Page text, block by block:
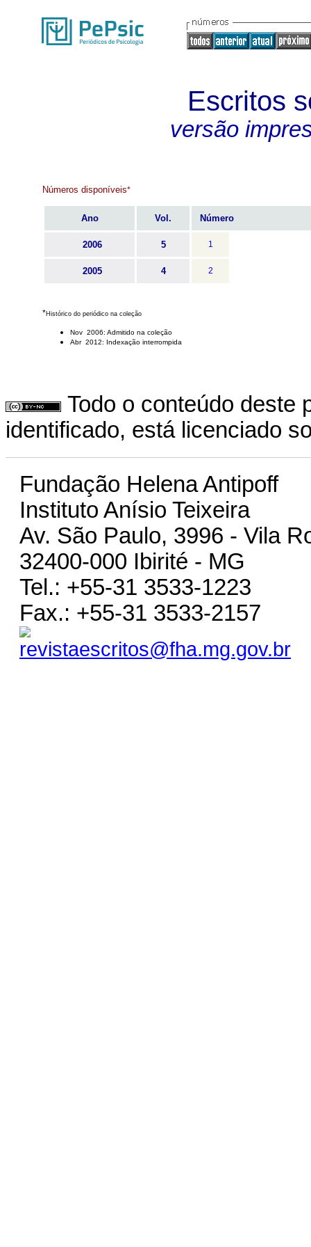
Escritos
versão
Números disponíveis*
Ano Vol. Número
2006 5 1
2005 4 2
*Histórico do periódico na coleção
Nov 2006: Admitido na coleção
Abr 2012: Indexação interrompida
Todo o conteúdo deste
identificado, está licenciado
Fundação Helena Antipoff
Instituto Anísio Teixeira
Av. São Paulo, 3996 - Vila
32400-000 Ibirité - MG
Tel.: +55-31 3533-1223
Fax.: +55-31 3533-2157
revistaescritos@fha.mg.gov.br